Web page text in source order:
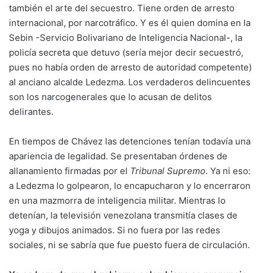
también el arte del secuestro. Tiene orden de arresto
internacional, por narcotráfico. Y es él quien domina en la
Sebin -Servicio Bolivariano de Inteligencia Nacional-, la
policía secreta que detuvo (sería mejor decir secuestró,
pues no había orden de arresto de autoridad competente)
al anciano alcalde Ledezma. Los verdaderos delincuentes
son los narcogenerales que lo acusan de delitos
delirantes.
En tiempos de Chávez las detenciones tenían todavía una
apariencia de legalidad. Se presentaban órdenes de
allanamiento firmadas por el Tribunal Supremo. Ya ni eso:
a Ledezma lo golpearon, lo encapucharon y lo encerraron
en una mazmorra de inteligencia militar. Mientras lo
detenían, la televisión venezolana transmitía clases de
yoga y dibujos animados. Si no fuera por las redes
sociales, ni se sabría que fue puesto fuera de circulación.